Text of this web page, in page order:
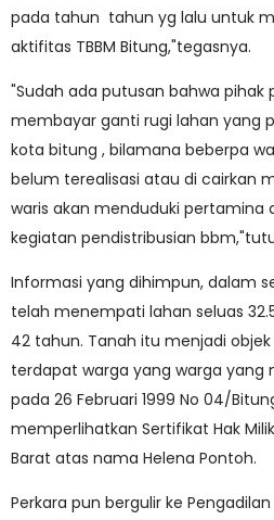
pada tahun tahun yg lalu untuk
aktifitas TBBM Bitung,"tegasnya.
"Sudah ada putusan bahwa pihak
membayar ganti rugi lahan yang
kota bitung , bilamana beberpa
belum terealisasi atau di cairkan
waris akan menduduki pertamina
kegiatan pendistribusian
Informasi yang dihimpun, dalam
telah menempati lahan seluas
42 tahun. Tanah itu menjadi
terdapat warga yang warga yang
pada 26 Februari 1999 No 04/
memperlihatkan Sertifikat Hak
Barat atas nama Helena Pontoh.
Perkara pun bergulir ke